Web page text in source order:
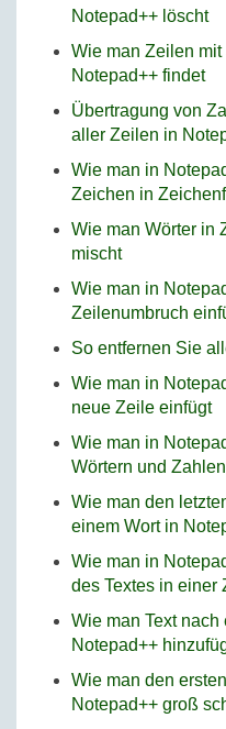
Notepad++ löscht
Wie man Zeilen
Notepad++ findet
Übertragung von
aller Zeilen in
Wie man in
Zeichen in
Wie man Wörter in
mischt
Wie man in
Zeilenumbruch
So entfernen Sie
Wie man in
neue Zeile einfügt
Wie man in
Wörtern und
Wie man den
einem Wort in
Wie man in
des Textes in einer
Wie man Text
Notepad++
Wie man den
Notepad++ groß